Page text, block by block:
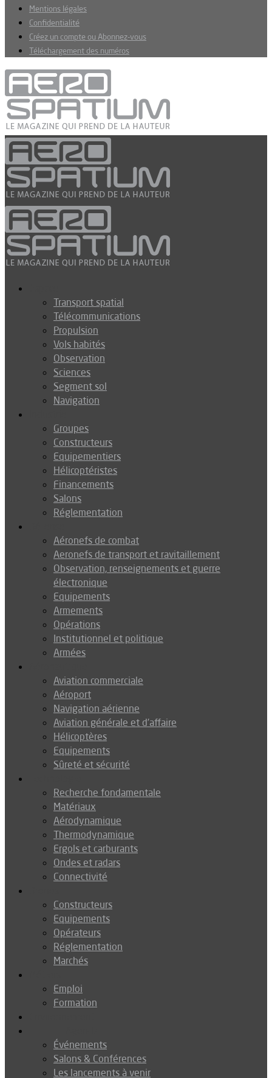
Mentions légales
Confidentialité
Créez un compte ou Abonnez-vous
Téléchargement des numéros
Transport spatial
Télécommunications
Propulsion
Vols habités
Observation
Sciences
Segment sol
Navigation
Groupes
Constructeurs
Equipementiers
Hélicoptéristes
Financements
Salons
Réglementation
Aéronefs de combat
Aeronefs de transport et ravitaillement
Observation, renseignements et guerre
électronique
Equipements
Armements
Opérations
Institutionnel et politique
Armées
Aviation commerciale
Aéroport
Navigation aérienne
Aviation générale et d’affaire
Hélicoptères
Equipements
Sûreté et sécurité
Recherche fondamentale
Matériaux
Aérodynamique
Thermodynamique
Ergols et carburants
Ondes et radars
Connectivité
Constructeurs
Equipements
Opérateurs
Réglementation
Marchés
Emploi
Formation
Événements
Salons & Conférences
Les lancements à venir